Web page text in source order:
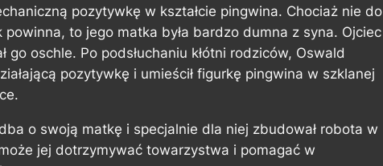
pozytywkę w kształcie pingwina. Chociaż nie do
powinna, to jego matka była bardzo dumna z syna. Ojciec
go oschle. Po podsłuchaniu kłótni rodziców, Oswald
pozytywkę i umieścił figurkę pingwina w szklanej
o swoją matkę i specjalnie dla niej zbudował robota w
jej dotrzymywać towarzystwa i pomagać w